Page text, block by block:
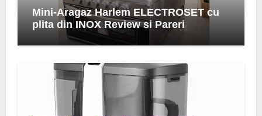
Mini-Aragaz Harlem ELECTROSET cu
plita din INOX Review si Pareri